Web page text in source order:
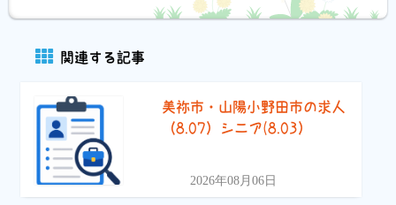
関連する記事
美祢市・山陽小野田市の求人
（8.07）シニア(8.03）
2026年08月06日